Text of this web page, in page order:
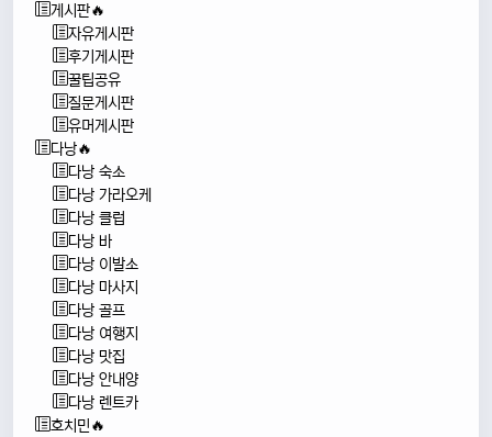
게시판🔥
자유게시판
후기게시판
꿀팁공유
질문게시판
유머게시판
다낭🔥
다낭 숙소
다낭 가라오케
다낭 클럽
다낭 바
다낭 이발소
다낭 마사지
다낭 골프
다낭 여행지
다낭 맛집
다낭 안내양
다낭 렌트카
호치민🔥